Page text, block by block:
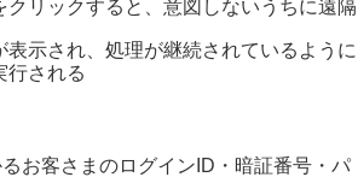
リックすると、意図しないうちに遠隔
示され、処理が継続されているように
行される
お客さまのログインID・暗証番号・パ